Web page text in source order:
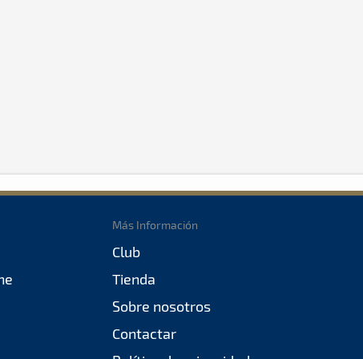
Más Información
Club
Tienda
Sobre nosotros
Contactar